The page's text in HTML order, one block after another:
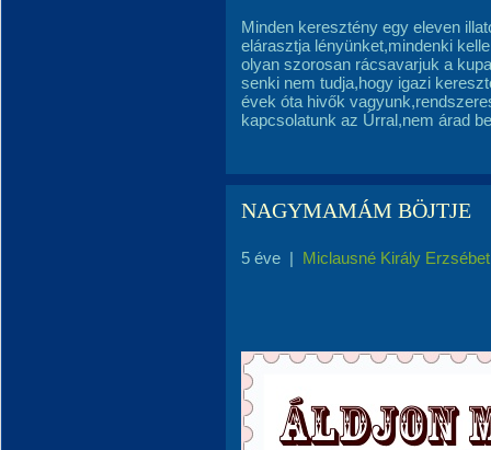
Minden keresztény egy eleven
elárasztja lényünket,mindenki
olyan szorosan rácsavarjuk a
senki nem tudja,hogy igazi
évek óta hivők
kapcsolatunk az Úrral,nem árad
NAGYMAMÁM BÖJTJE
5 éve | Miclausné Király Erzsébet